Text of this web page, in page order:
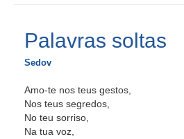
Palavras soltas
Sedov
Amo-te nos teus gestos,
Nos teus segredos,
No teu sorriso,
Na tua voz,